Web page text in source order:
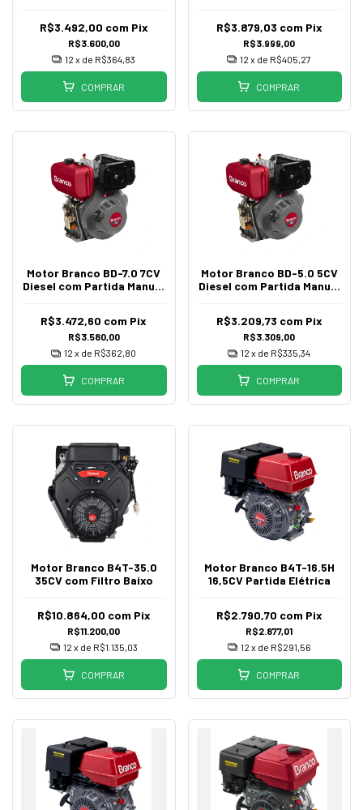
R$3.600,00
R$3.492,00 com Pix
12 x de R$364,83
COMPRAR
R$3.999,00
R$3.879,03 com Pix
12 x de R$405,27
COMPRAR
Motor Branco BD-7.0 7CV
Diesel com Partida Manual
R$3.580,00
R$3.472,60 com Pix
12 x de R$362,80
COMPRAR
Motor Branco BD-5.0 5CV
Diesel com Partida Manual
R$3.309,00
R$3.209,73 com Pix
12 x de R$335,34
COMPRAR
Motor Branco B4T-35.0
35CV com Filtro Baixo
R$11.200,00
R$10.864,00 com Pix
12 x de R$1.135,03
COMPRAR
Motor Branco B4T-16.5H
16,5CV Partida Elétrica
R$2.877,01
R$2.790,70 com Pix
12 x de R$291,56
COMPRAR